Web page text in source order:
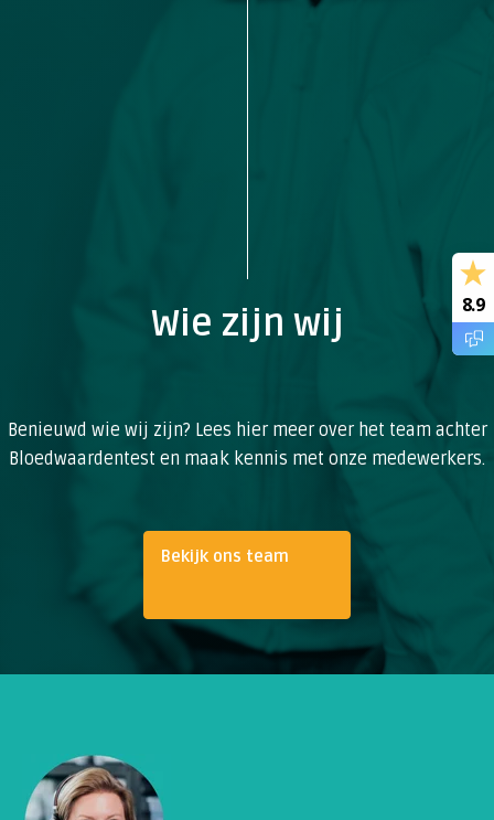
Wie zijn wij
Benieuwd wie wij zijn? Lees hier meer over het team achter
Bloedwaardentest en maak kennis met onze medewerkers.
Bekijk ons team
8.9